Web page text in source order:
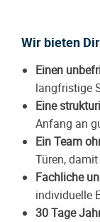
Wir bieten
Einen
langfristige
Eine
Anfang an
Ein Team
Türen,
Fachliche
individuelle
30 Tage